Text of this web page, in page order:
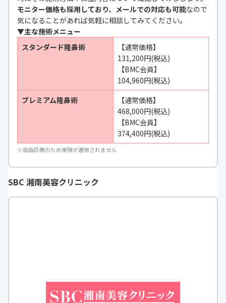
モニター価格も採用しており、メールでの対応も可能なので
気になることがあれば気軽に相談してみてください。
▼主な施術メニュー
スタンダード隆鼻術
【通常価格】
131,200円(税込)
【BMC会員】
104,960円(税込)
プレミアム隆鼻術
【通常価格】
468,000円(税込)
【BMC会員】
374,400円(税込)
※ 自由診療のため保険が適用されません
SBC 湘南美容クリニック